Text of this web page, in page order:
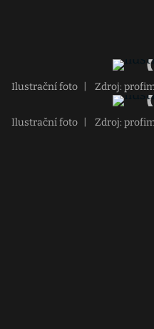
Ilustrační foto Zdroj:
Ilustrační foto Zdroj: